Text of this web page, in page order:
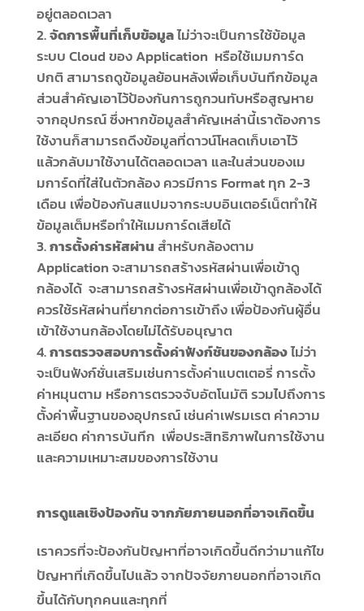
อยู่ตลอดเวลา
จัดการพื้นที่เก็บข้อมูลไม่ว่าจะเป็นการใช้ข้อมูล
ระบบ Cloud ของ Application หรือใช้เมมการ์ด
ปกติ สามารถดูข้อมูลย้อนหลังเพื่อเก็บบันทึกข้อมูล
ส่วนสำคัญเอาไว้ป้องกันการถูกวนทับหรือสูญหาย
จากอุปกรณ์ ซึ่งหากข้อมูลสำคัญเหล่านี้เราต้องการ
ใช้งานก็สามารถดึงข้อมูลที่ดาวน์โหลดเก็บเอาไว้
แล้วกลับมาใช้งานได้ตลอดเวลา และในส่วนของเม
มการ์ดที่ใส่ในตัวกล้อง ควรมีการ Format ทุก 2-3
เดือน เพื่อป้องกันสแปมจากระบบอินเตอร์เน็ตทำให้
ข้อมูลเต็มหรือทำให้เมมการ์ดเสียได้
การตั้งค่ารหัสผ่านสำหรับกล้องตาม
Application จะสามารถสร้างรหัสผ่านเพื่อเข้าดู
กล้องได้ จะสามารถสร้างรหัสผ่านเพื่อเข้าดูกล้องได้
ควรใช้รหัสผ่านที่ยากต่อการเข้าถึง เพื่อป้องกันผู้อื่น
เข้าใช้งานกล้องโดยไม่ได้รับอนุญาต
การตรวจสอบการตั้งค่าฟังก์ชันของกล้องไม่ว่า
จะเป็นฟังก์ชั่นเสริมเช่นการตั้งค่าแบตเตอรี่ การตั้ง
ค่าหมุนตาม หรือการตรวจจับอัตโนมัติ รวมไปถึงการ
ตั้งค่าพื้นฐานของอุปกรณ์ เช่นค่าเฟรมเรต ค่าความ
ละเอียด ค่าการบันทึก เพื่อประสิทธิภาพในการใช้งาน
และความเหมาะสมของการใช้งาน
การดูแลเชิงป้องกัน จากภัยภายนอกที่อาจเกิดขึ้น
เราควรที่จะป้องกันปัญหาที่อาจเกิดขึ้นดีกว่ามาแก้ไข
ปัญหาที่เกิดขึ้นไปแล้ว จากปัจจัยภายนอกที่อาจเกิด
ขึ้นได้กับทุกคนและทุกที่